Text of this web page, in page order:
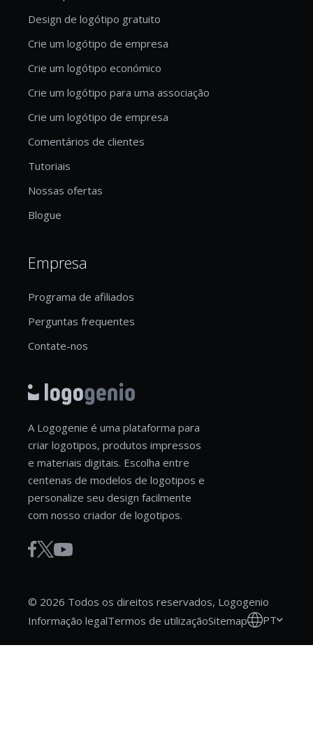
Design de logótipo gratuito
Crie um logótipo de empresa
Crie um logótipo económico
Crie um logótipo para uma associação
Crie um logótipo de empresa
Comentários de clientes
Tutoriais
Nossas ofertas
Blogue
Empresa
Programa de afiliados
Perguntas frequentes
Contate-nos
A Logogenie é uma plataforma para
criar logotipos, produtos impressos
e materiais digitais. Escolha entre
centenas de modelos de logotipos e
personalize seu design facilmente
com nosso criador de logotipos.
© 2026 Todos os direitos reservados, Logogenio
Informação legalTermos de utilizaçãoSitemap PT